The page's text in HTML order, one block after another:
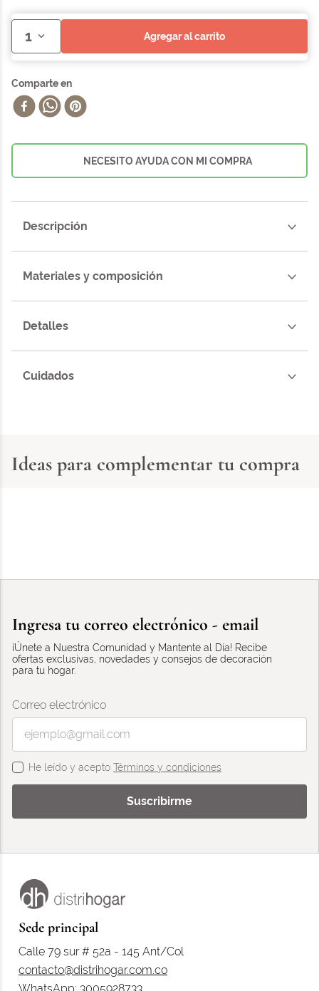
1 agregar al carrito
NECESITO AYUDA CON MI COMPRA
Descripción
Materiales y composición
Detalles
Cuidados
Ideas para complementar tu compra
Ingresa tu correo electrónico - email
¡Únete a Nuestra Comunidad y Mantente al Día! Recibe
ofertas exclusivas, novedades y consejos de decoración
para tu hogar.
Correo electrónico
He leído y aceptoTérminos y condiciones
Suscribirme
Sede principal
Calle 79 sur # 52a - 145 Ant/Col
contacto@distrihogar.com.co